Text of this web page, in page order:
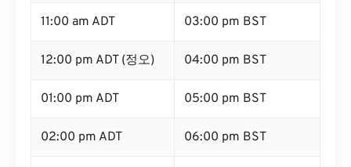
11:00 am ADT 03:00 pm BST
12:00 pm ADT (정오) 04:00 pm BST
01:00 pm ADT 05:00 pm BST
02:00 pm ADT 06:00 pm BST